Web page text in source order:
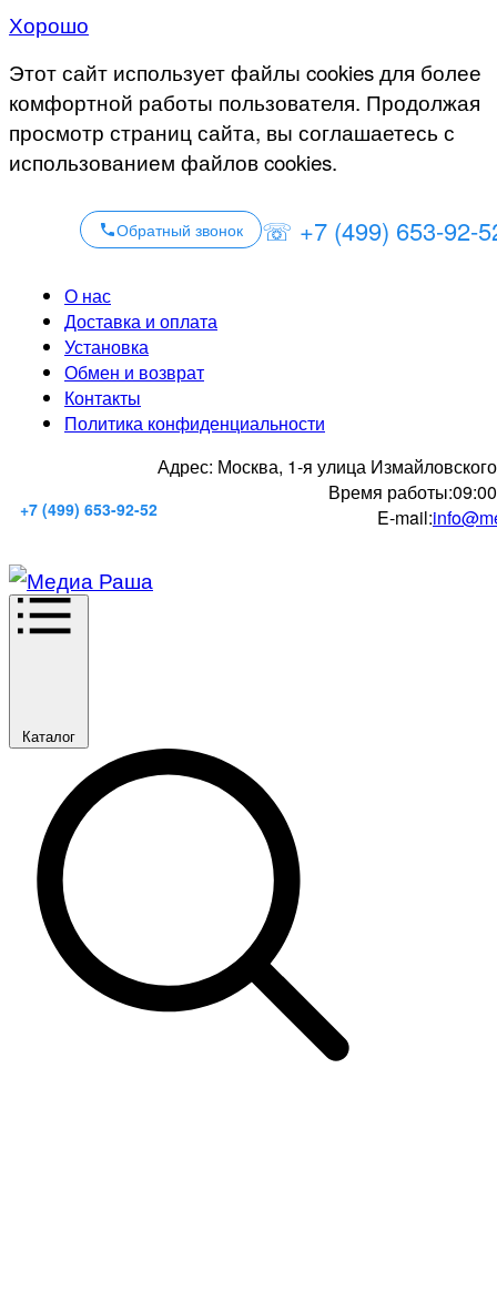
Хорошо
Этот сайт использует файлы cookies для более
комфортной работы пользователя. Продолжая
просмотр страниц сайта, вы соглашаетесь с
использованием файлов cookies.
Обратный звонок ☏ +7 (499) 653-92-
О нас
Доставка и оплата
Установка
Обмен и возврат
Контакты
Политика конфиденциальности
+7 (499) 653-92-52
Адрес: Москва, 1-я улица
Время работы:
E-mail:
Каталог